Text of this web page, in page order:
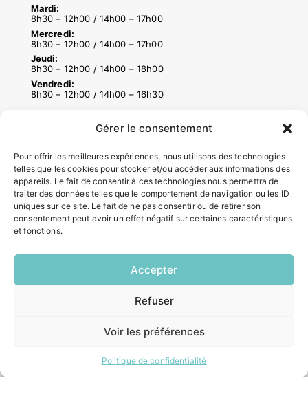
Gérer le consentement
Pour offrir les meilleures expériences, nous utilisons des technologies
telles que les cookies pour stocker et/ou accéder aux informations des
appareils. Le fait de consentir à ces technologies nous permettra de
traiter des données telles que le comportement de navigation ou les ID
uniques sur ce site. Le fait de ne pas consentir ou de retirer son
consentement peut avoir un effet négatif sur certaines caractéristiques
et fonctions.
Accepter
Refuser
Voir les préférences
Politique de confidentialité
Mardi:
8h30 – 12h00 / 14h00 – 17h00
Mercredi:
8h30 – 12h00 / 14h00 – 17h00
Jeudi:
8h30 – 12h00 / 14h00 – 18h00
Vendredi:
8h30 – 12h00 / 14h00 – 16h30
Contacter la mairie
Pôle santé
Le Saucatais
Formalités administratives
Restauration scolaire
Demander un composteur